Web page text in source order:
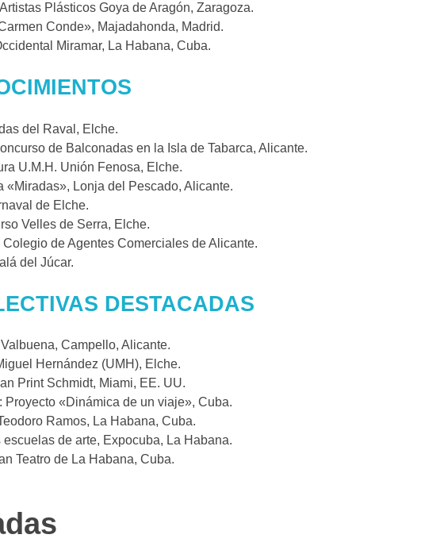
Plásticos Goya de Aragón, Zaragoza.
Conde», Majadahonda, Madrid.
Miramar, La Habana, Cuba.
del Raval, Elche.
de Balconadas en la Isla de Tabarca, Alicante.
U.M.H. Unión Fenosa, Elche.
Lonja del Pescado, Alicante.
de Elche.
Velles de Serra, Elche.
de Agentes Comerciales de Alicante.
del Júcar.
DESTACADAS
Campello, Alicante.
Hernández (UMH), Elche.
Print Schmidt, Miami, EE. UU.
«Dinámica de un viaje», Cuba.
Ramos, La Habana, Cuba.
de arte, Expocuba, La Habana.
Teatro de La Habana, Cuba.